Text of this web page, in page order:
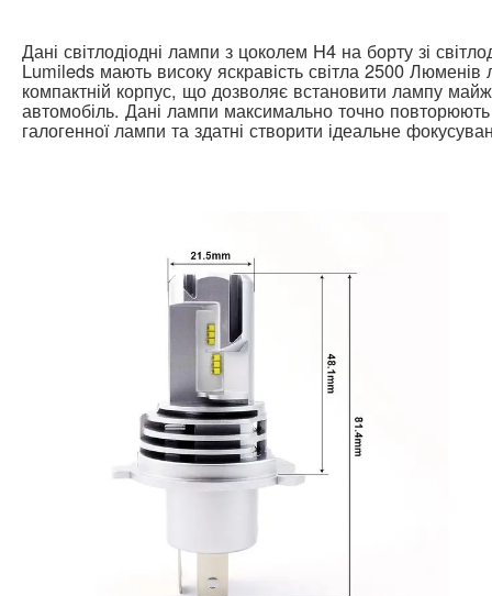
Дані світлодіодні лампи з цоколем H4 на борту зі
Lumileds мають високу яскравість світла 2500
компактній корпус, що дозволяє встановити лампу
автомобіль. Дані лампи максимально точно
галогенної лампи та здатні створити ідеальне